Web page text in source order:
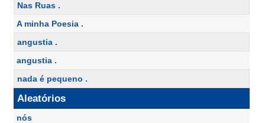
Nas Ruas .
A minha Poesia .
angustia .
angustia .
nada é pequeno .
Aleatórios
nós